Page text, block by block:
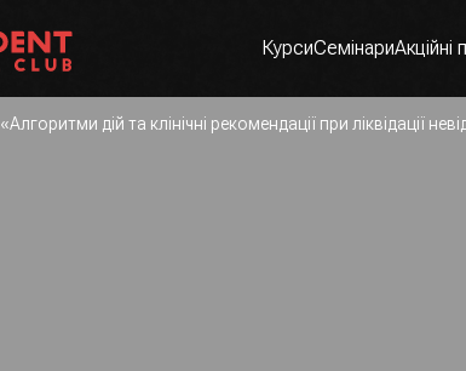
КурсиСемінариАкційні
«Алгоритми дій та клінічні рекомендації при ліквідації